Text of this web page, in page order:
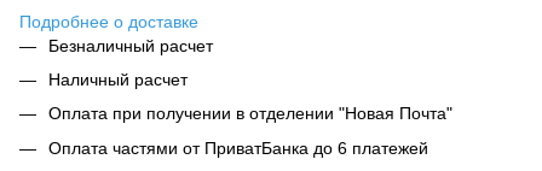
Подробнее о доставке
Безналичный расчет
Наличный расчет
Оплата при получении в отделении "Новая Почта"
Оплата частями от ПриватБанка до 6 платежей